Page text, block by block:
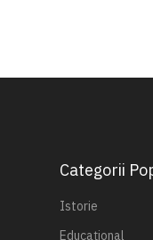
Categorii
Istorie
Educațional